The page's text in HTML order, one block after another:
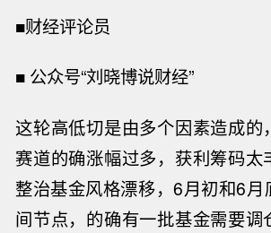
■财经评论员
■ 公众号“刘晓博说财经”
这轮高低切是由多个因素造成的
赛道的确涨幅过多，获利筹码太
整治基金风格漂移，6月初和6月
间节点，的确有一批基金需要调